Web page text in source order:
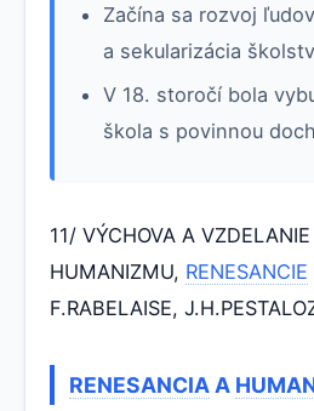
Začína sa rozvoj
a sekularizácia
V 18. storočí bola
škola s povinnou
11/ VÝCHOVA A
HUMANIZMU, RENESANCIE
F.RABELAISE,
RENESANCIA A